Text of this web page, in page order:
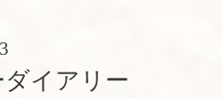
イアリー